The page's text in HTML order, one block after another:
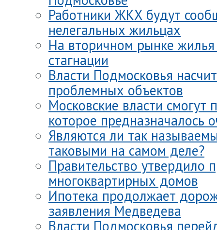
Работники ЖКХ будут
нелегальных жильцах
На вторичном рынке
стагнации
Власти Подмосковья
проблемных объектов
Московские власти смогут
которое предназначалось
Являются ли так
таковыми на самом деле?
Правительство утвердило
многоквартирных домов
Ипотека продолжает
заявления Медведева
Власти Подмосковья